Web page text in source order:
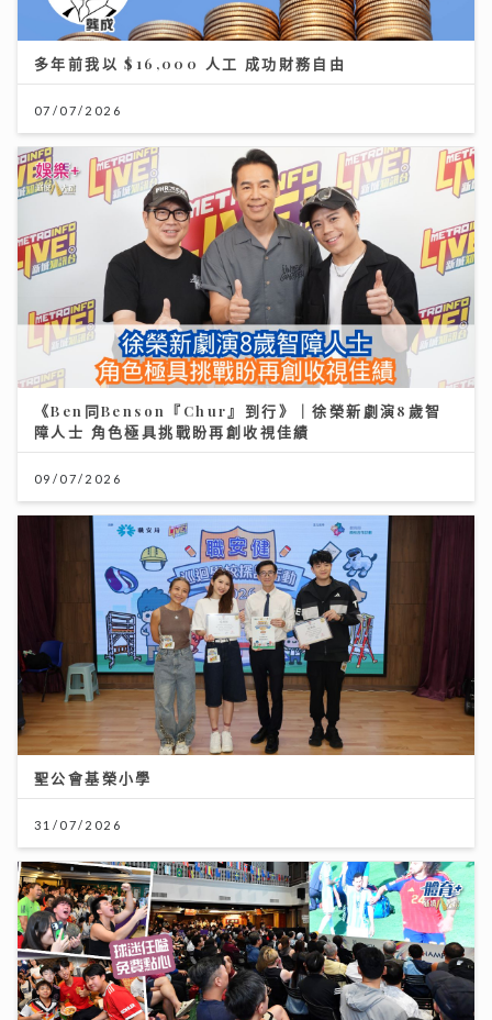
多年前我以 $16,000 人工 成功財務自由
07/07/2026
《Ben同Benson『Chur』到行》｜徐榮新劇演8歲智
障人士 角色極具挑戰盼再創收視佳績
09/07/2026
聖公會基榮小學
31/07/2026